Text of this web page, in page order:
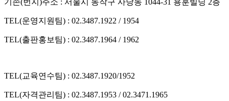
TEL(운영지원팀) : 02.3487.1922 / 1954
TEL(출판홍보팀) : 02.3487.1964 / 1962
TEL(교육연수팀) : 02.3487.1920/1952
TEL(자격관리팀) : 02.3487.1953 / 02.3471.1965